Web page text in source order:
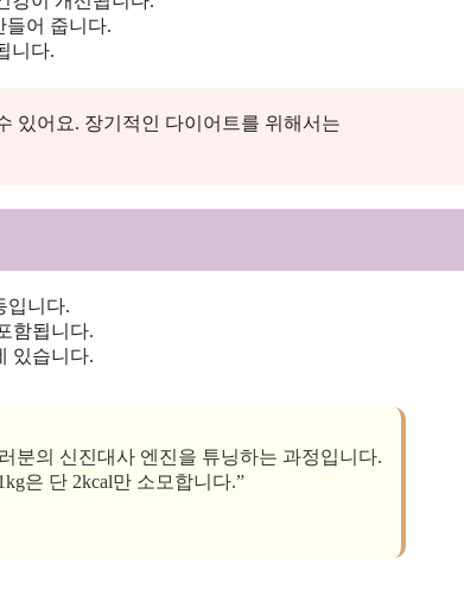
들어 줍니다.
니다.
있어요. 장기적인 다이어트를 위해서는
입니다.
함됩니다.
있습니다.
분의 신진대사 엔진을 튜닝하는 과정입니다.
은 단 2kcal만 소모합니다.”